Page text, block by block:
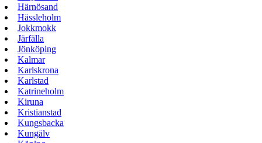
Härnösand
Hässleholm
Jokkmokk
Järfälla
Jönköping
Kalmar
Karlskrona
Karlstad
Katrineholm
Kiruna
Kristianstad
Kungsbacka
Kungälv